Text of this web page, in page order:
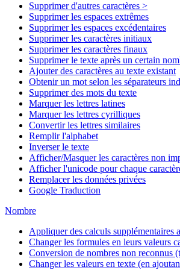
Supprimer d'autres caractères >
Supprimer les espaces extrêmes
Supprimer les espaces excédentaires
Supprimer les caractères initiaux
Supprimer les caractères finaux
Supprimer le texte après un certain
Ajouter des caractères au texte existant
Obtenir un mot selon les séparateurs
Supprimer des mots du texte
Marquer les lettres latines
Marquer les lettres cyrilliques
Convertir les lettres similaires
Remplir l'alphabet
Inverser le texte
Afficher/Masquer les caractères non
Afficher l'unicode pour chaque
Remplacer les données privées
Google Traduction
Nombre
Appliquer des calculs supplémentaires
Changer les formules en leurs valeurs
Conversion de nombres non reconnus
Changer les valeurs en texte (en